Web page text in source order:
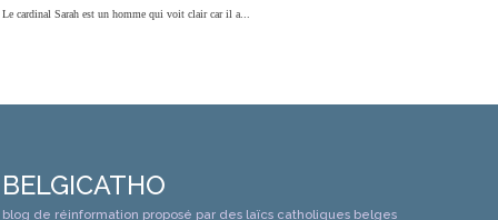
Le cardinal Sarah est un homme qui voit clair car il a...
BELGICATHO
blog de réinformation proposé par des laïcs catholiques belges